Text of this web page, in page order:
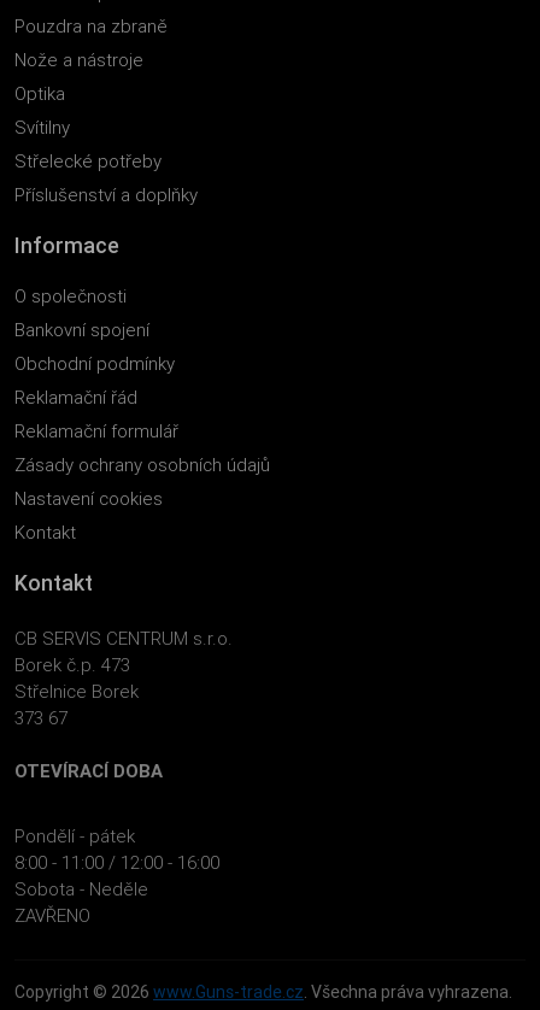
Pouzdra na zbraně
Nože a nástroje
Optika
Svítilny
Střelecké potřeby
Příslušenství a doplňky
Informace
O společnosti
Bankovní spojení
Obchodní podmínky
Reklamační řád
Reklamační formulář
Zásady ochrany osobních údajů
Nastavení cookies
Kontakt
Kontakt
CB SERVIS CENTRUM s.r.o.
Borek č.p. 473
Střelnice Borek
373 67
OTEVÍRACÍ DOBA
Pondělí - pátek
8:00 - 11:00 / 12:00 - 16:00
Sobota - Neděle
ZAVŘENO
Copyright © 2026 www.Guns-trade.cz. Všechna práva vyhrazena.